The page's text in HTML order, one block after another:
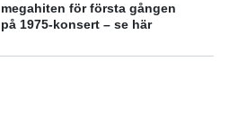
megahiten för första gången
på 1975-konsert – se här